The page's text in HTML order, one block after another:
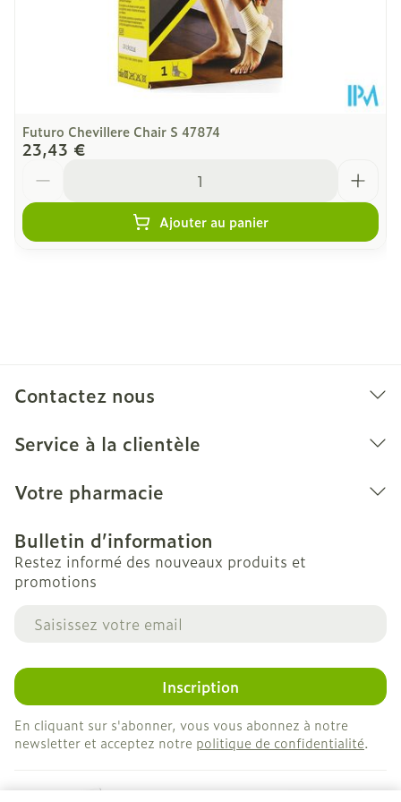
Futuro Chevillere Chair S 47874
23,43 €
Ajouter au panier
Contactez nous
Service à la clientèle
Votre pharmacie
Bulletin d’information
Restez informé des nouveaux produits et
promotions
Adresse mail
Inscription
En cliquant sur s'abonner, vous vous abonnez à notre
newsletter et acceptez notre politique de confidentialité.